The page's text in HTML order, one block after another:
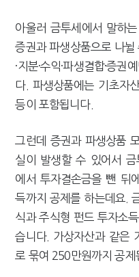
아울러 금투세에서 말하
증권과 파생상품으로 나
·지분·수익·파생결합·증
다. 파생상품에는 기초자
등이 포함됩니다.
그런데 증권과 파생상품
실이 발생할 수 있어서 금
에서 투자결손금을 뺀 뒤
득까지 공제를 하는데요.
식과 주식형 펀드 투자소
습니다. 가상자산과 같은
로 묶여 250만원까지 공제